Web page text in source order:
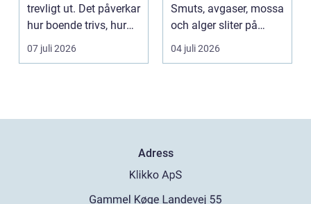
trevligt ut. Det påverkar
hur boende trivs, hur
besöka...
07 juli 2026
Smuts, avgaser, mossa
och alger sliter på
materialen och ka...
04 juli 2026
Adress